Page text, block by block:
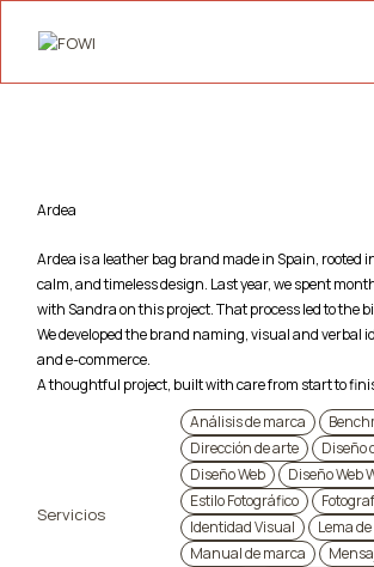
Ardea
Ardea is a leather bag brand made in Spain, rooted
calm, and timeless design. Last year, we spent
with Sandra on this project. That process led to the
We developed the brand naming, visual and verbal
and e-commerce.
A thoughtful project, built with care from start to
Servicios
Análisis de marca
Dirección de arte
Diseño
Diseño Web
Diseño Web
Estilo Fotográfico
Identidad Visual
Lema
Manual de marca